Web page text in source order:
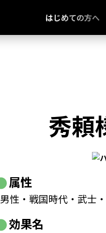
はじめての方へ
秀頼
属性
男性・戦国時代・武士
効果名